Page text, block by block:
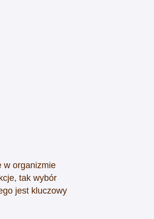
w organizmie
tak wybór
jest kluczowy